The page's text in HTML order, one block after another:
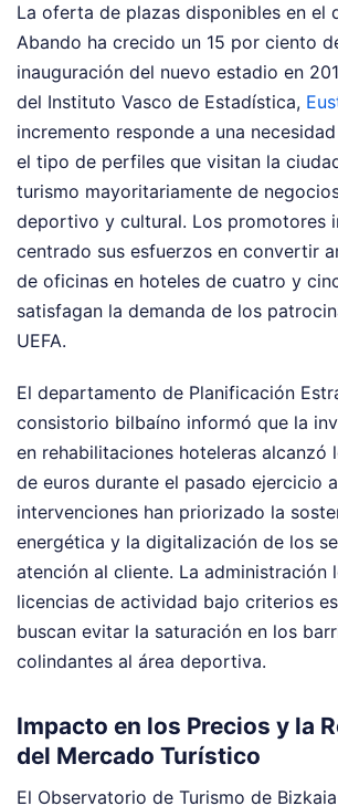
La oferta de plazas disponibles en el
Abando ha crecido un 15 por ciento
inauguración del nuevo estadio en
del Instituto Vasco de Estadística,
incremento responde a una
el tipo de perfiles que visitan la
turismo mayoritariamente de
deportivo y cultural. Los promotores
centrado sus esfuerzos en convertir
de oficinas en hoteles de cuatro y
satisfagan la demanda de los
UEFA.
El departamento de Planificación
consistorio bilbaíno informó que la
en rehabilitaciones hoteleras alcanzó
de euros durante el pasado ejercicio
intervenciones han priorizado la
energética y la digitalización de los
atención al cliente. La administración
licencias de actividad bajo criterios
buscan evitar la saturación en los
colindantes al área deportiva.
Impacto en los Precios y la
del Mercado Turístico
El Observatorio de Turismo de